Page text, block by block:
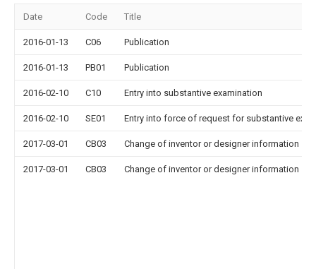
Date Code Title
2016-01-13 C06 Publication
2016-01-13 PB01 Publication
2016-02-10 C10 Entry into substantive examination
2016-02-10 SE01 Entry into force of request for substantive
2017-03-01 CB03 Change of inventor or designer information
2017-03-01 CB03 Change of inventor or designer information